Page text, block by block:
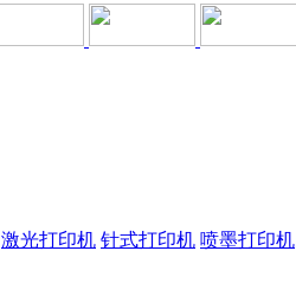
激光打印机 针式打印机 喷墨打印机